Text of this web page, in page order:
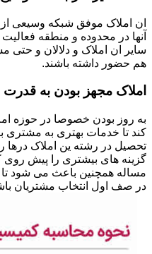
ان املاک موفق شبکه وسیعی از
آنها در محدوده و منطقه
سایر ان املاک و دلالان و حتی
هم حضور داشته باشند.
املاک مجهز بودن به
به روز بودن خصوصا در حوزه
کند تا خدمات بهتری به مشتری
تحصیل در رشته ین املاک درها
گزینه های بیشتری را پیش
مساله همچنین باعث می شود تا
در صف اول انتخاب مشتریان